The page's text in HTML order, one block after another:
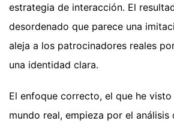
estrategia de interacción. El
desordenado que parece una
aleja a los patrocinadores reales
una identidad clara.
El enfoque correcto, el que he
mundo real, empieza por el análisis